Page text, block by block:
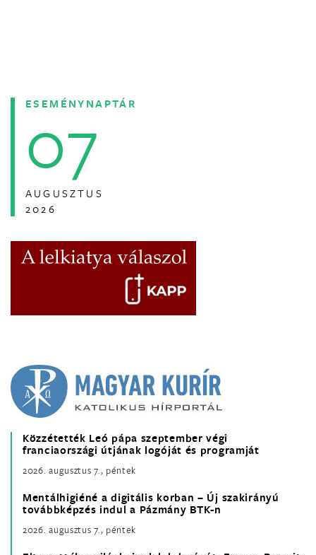
ESEMÉNYNAPTÁR
07
AUGUSZTUS
2026
Közzétették Leó pápa szeptember végi
franciaországi útjának logóját és programját
2026. augusztus 7., péntek
Mentálhigiéné a digitális korban – Új szakirányú
továbbképzés indul a Pázmány BTK-n
2026. augusztus 7., péntek